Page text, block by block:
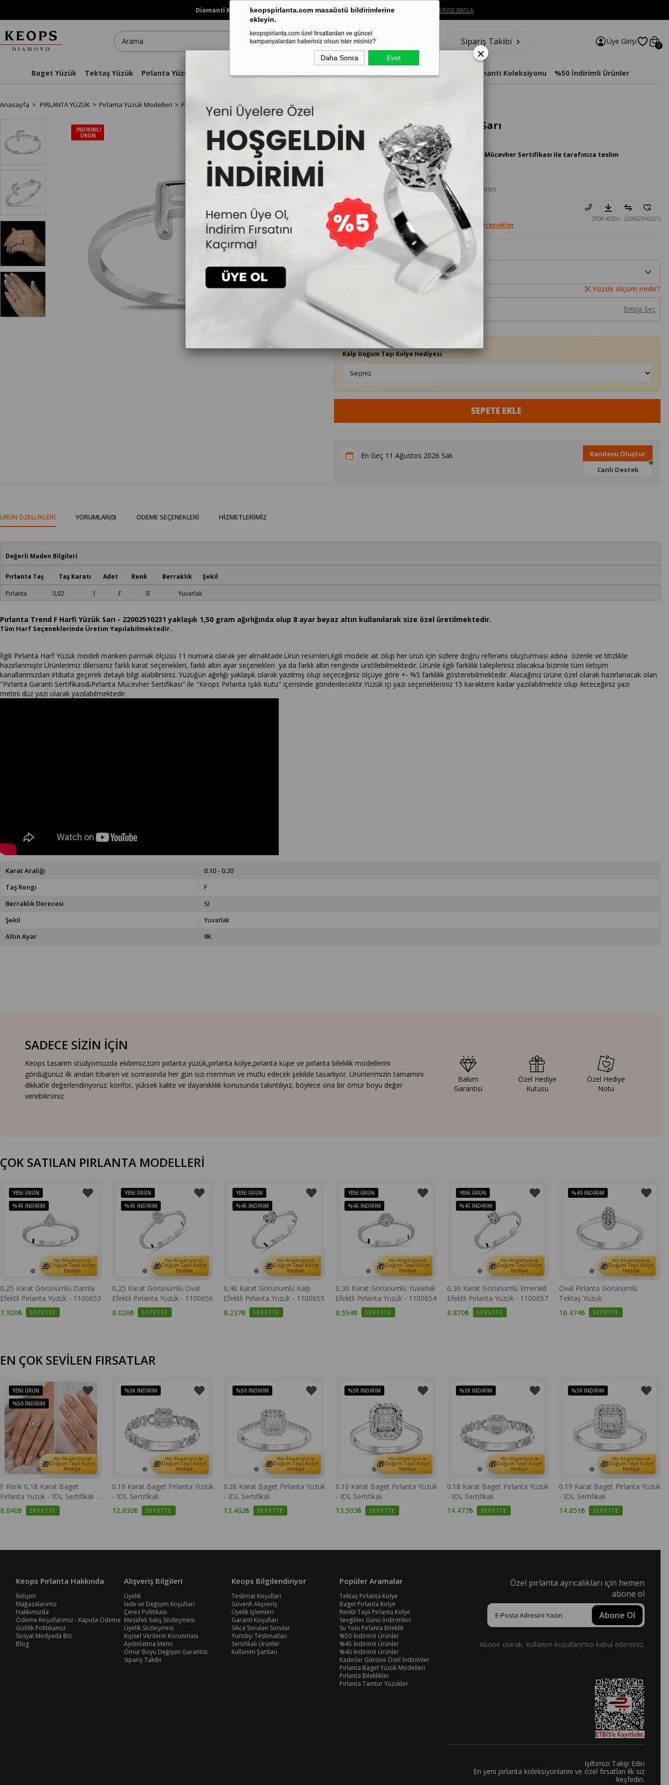
keopspirlanta.com masaüstü bildirimlerine
ekleyin.
keopspirlanta.com özel fırsatlardan ve güncel
kampanyalardan haberiniz olsun ister misiniz?
Daha Sonra Evet
Diamanti Koleksiyonunda %40’a Varan İndirim!Sınırlı süreli bu fırsatı kaçırma. ALIŞVERİŞE BAŞLA
Sipariş Takibi Üye Girişi 0
Baget Yüzük Tektaş Yüzük Pırlanta Yüzükler Aynı Gün Teslimat Diamanti Koleksiyonu %50 İndirimli Ürünler
Anasayfa PIRLANTA YÜZÜK Pırlanta Yüzük Modelleri Fantezi Yüzük Pırlanta Trend F Harfi Yüzük Sarı
İNDIRIMLI
ÜRÜN
Pırlanta Trend F Harfi Yüzük Sarı
İncelemekte olduğunuz model,Keops Pırlanta Mücevher Sertifikası ile tarafınıza teslim
10.944₺
40 Sepette %20 İndirim
8.755₺
3.648₺ `den başlayan taksitlerle Diğer Seçenekler
(22002510231)
STOK KODU
Yüzük Ölçüsü
Yüzük ölçüm nedir?
Emoji Seç
Kalp Doğum Taşı Kolye Hediyesi
En Geç 11 Ağustos 2026 Salı
Randevu Oluştur
Canlı Destek
ÜRÜN ÖZELLIKLERI YORUMLAR(0) ÖDEME SEÇENEKLERI HIZMETLERIMIZ
Değerli Maden Bilgileri
Pırlanta Taş Taş Karatı Adet Renk Berraklık Şekil
Pırlanta 0,02 1 F SI Yuvarlak
Pırlanta Trend F Harfi Yüzük Sarı - 22002510231 yaklaşık 1,50 gram ağırlığında olup 8 ayar beyaz altın kullanılarak size özel üretilmektedir.
Tüm Harf Seçeneklerinde Üretim Yapılabilmektedir..
İlgili Pırlanta Harf Yüzük modeli manken parmak ölçüsü 11 numara olarak yer almaktadır.Ürün resimleri,ilgili modele ait olup her ürün için sizlere doğru referans oluşturması adına özenle ve titizlikle
hazırlanmıştır.Ürünlerimiz dilerseniz farklı karat seçenekleri, farklı altın ayar seçenekleri ya da farklı altın renginde üretilebilmektedir. Ürünle ilgili farklılık talepleriniz olacaksa bizimle tüm iletişim
kanallarımızdan irtibata geçerek detaylı bilgi alabilirsiniz. Yüzüğün ağırlığı yaklaşık olarak yazılmış olup seçeceğiniz ölçüye göre +- %5 farklılık gösterebilmektedir. Alacağınız ürüne özel olarak hazırlanacak olan
"Pırlanta Garanti Sertifikası&Pırlanta Mücevher Sertifikası" ile "Keops Pırlanta Işıklı Kutu" içerisinde gönderilecektir.Yüzük içi yazı seçenekleriniz 15 karaktere kadar yazılabilmekte olup ileteceğiniz yazı
metini düz yazı olarak yazılabilmektedir.
Karat Aralığı
0.10 - 0.20
Taş Rengi
F
Berraklık Derecesi
SI
Şekil
Yuvarlak
Altın Ayar
8K
SADECE SİZİN İÇİN
Keops tasarım stüdyomuzda ekibimiz,tüm pırlanta yüzük,pırlanta kolye,pırlanta küpe ve pırlanta bileklik modellerini
gördüğünüz ilk andan itibaren ve sonrasında her gün sizi memnun ve mutlu edecek şekilde tasarlıyor. Ürünlerimizin tamamını
dikkatle değerlendiriyoruz; konfor, yüksek kalite ve dayanıklılık konusunda takıntılıyız, böylece ona bir ömür boyu değer
verebilirsiniz.
Bakım
Garantisi
Özel Hediye
Kutusu
Özel Hediye
Notu
ÇOK SATILAN PIRLANTA MODELLERİ
🎁 Her Alışverişinize
Doğum Taşlı Kolye
Hediye
0,25 Karat Görünümlü Damla
Efektli Pırlanta Yüzük - 1100653
7.920₺
SEPETTE
YENI ÜRÜN
%45 İNDIRIM
🎁 Her Alışverişinize
Doğum Taşlı Kolye
Hediye
0,25 Karat Görünümlü Oval
Efektli Pırlanta Yüzük - 1100656
8.026₺
SEPETTE
YENI ÜRÜN
%45 İNDIRIM
🎁 Her Alışverişinize
Doğum Taşlı Kolye
Hediye
0,40 Karat Görünümlü Kalp
Efektli Pırlanta Yüzük - 1100655
8.237₺
SEPETTE
YENI ÜRÜN
%45 İNDIRIM
🎁 Her Alışverişinize
Doğum Taşlı Kolye
Hediye
0,30 Karat Görünümlü Yuvarlak
Efektli Pırlanta Yüzük - 1100654
8.554₺
SEPETTE
YENI ÜRÜN
%45 İNDIRIM
🎁 Her Alışverişinize
Doğum Taşlı Kolye
Hediye
0,30 Karat Görünümlü Emerald
Efektli Pırlanta Yüzük - 1100657
8.870₺
SEPETTE
YENI ÜRÜN
%45 İNDIRIM
🎁 Her Alışverişinize
Doğum Taşlı Kolye
Hediye
Oval Pırlanta Görünümlü
Tektaş Yüzük
16.474₺
SEPETTE
%40 İNDIRIM
EN ÇOK SEVİLEN FIRSATLAR
🎁 Her Alışverişinize
Doğum Taşlı Kolye
Hediye
F Renk 0,18 Karat Baget
Pırlanta Yüzük - IDL Sertifikalı -
1100670
8.640₺ SEPETTE
YENI ÜRÜN
%50 İNDIRIM
🎁 Her Alışverişinize
Doğum Taşlı Kolye
Hediye
0.19 Karat Baget Pırlanta Yüzük
- IDL Sertifikalı
12.830₺
SEPETTE
%38 İNDIRIM
🎁 Her Alışverişinize
Doğum Taşlı Kolye
Hediye
0.26 Karat Baget Pırlanta Yüzük
- IDL Sertifikalı
13.402₺
SEPETTE
%50 İNDIRIM
🎁 Her Alışverişinize
Doğum Taşlı Kolye
Hediye
0.10 Karat Baget Pırlanta Yüzük
- IDL Sertifikalı
13.503₺
SEPETTE
%38 İNDIRIM
🎁 Her Alışverişinize
Doğum Taşlı Kolye
Hediye
0.18 Karat Baget Pırlanta Yüzük
- IDL Sertifikalı
14.477₺
SEPETTE
%38 İNDIRIM
🎁 Her Alışverişinize
Doğum Taşlı Kolye
Hediye
0.19 Karat Baget Pırlanta Yüzük
- IDL Sertifikalı
14.851₺
SEPETTE
%38 İNDIRIM
Keops Pırlanta Hakkında
İletişim
Mağazalarımız
Hakkımızda
Ödeme Koşullarımız - Kapıda Ödeme
Gizlilik Politikamız
Sosyal Medyada Biz
Blog
Alışveriş Bilgileri
Üyelik
İade ve Değişim Koşulları
Çerez Politikası
Mesafeli Satış Sözleşmesi
Üyelik Sözleşmesi
Kişisel Verilerin Korunması
Aydınlatma Metni
Ömür Boyu Değişim Garantisi
Sipariş Takibi
Keops Bilgilendiriyor
Teslimat Koşulları
Güvenli Alışveriş
Üyelik İşlemleri
Garanti Koşulları
Sıkca Sorulan Sorular
Yurtdışı Teslimatları
Sertifikalı Ürünler
Kullanım Şartları
Popüler Aramalar
Tektaş Pırlanta Kolye
Baget Pırlanta Kolye
Renkli Taşlı Pırlanta Kolye
Sevgililer Günü İndirimleri
Su Yolu Pırlanta Bileklik
%50 İndirimli Ürünler
%45 İndirimli Ürünler
%40 İndirimli Ürünler
Kadınlar Gününe Özel İndirimler
Pırlanta Baget Yüzük Modelleri
Pırlanta Bileklikler
Pırlanta Tamtur Yüzükler
Özel pırlanta ayrıcalıkları için hemen
abone ol
Abone Ol
Abone olarak, kullanım koşullarımızı kabul edersiniz.
Işıltımızı Takip Edin
En yeni pırlanta koleksiyonlarını ve özel fırsatları ilk siz
keşfedin.
×